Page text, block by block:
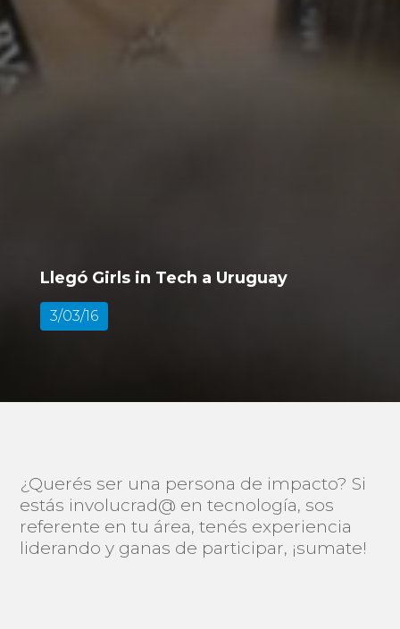
Llegó Girls in Tech a Uruguay
3/03/16
¿Querés ser una persona de impacto? Si
estás involucrad@ en tecnología, sos
referente en tu área, tenés experiencia
liderando y ganas de participar, ¡sumate!